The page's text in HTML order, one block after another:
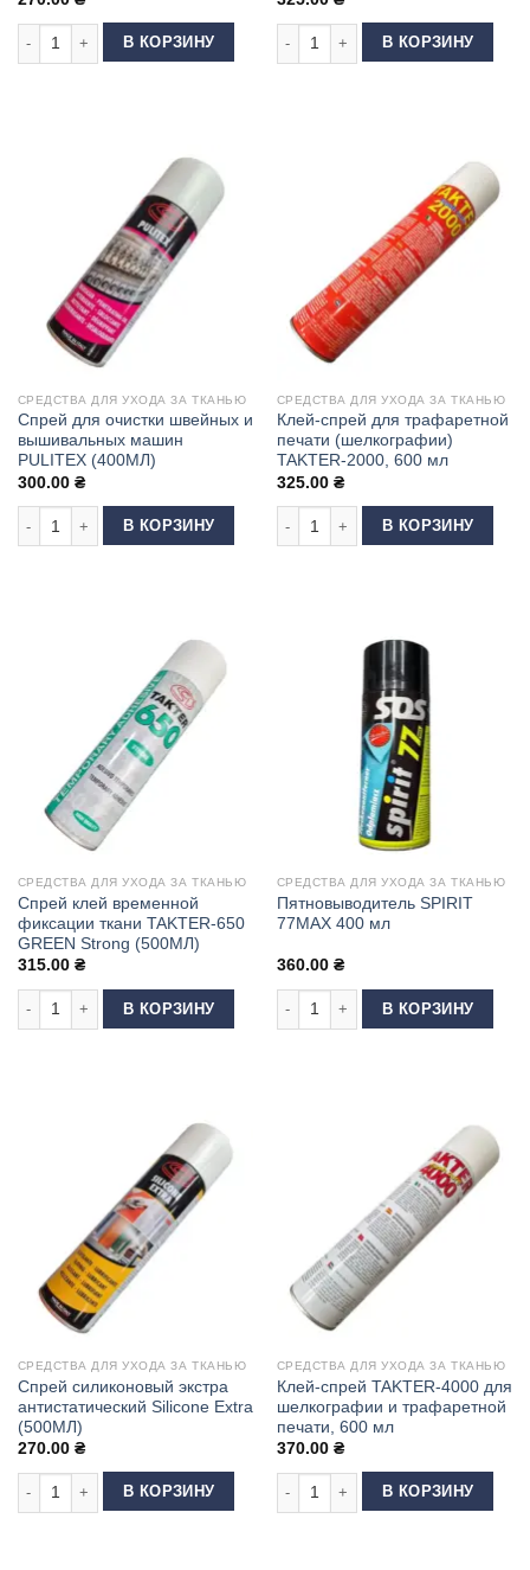
Количество товара Спрей для удаления клея, масла и этикеток с
В КОРЗИНУ
Количество товара Клей-спрей
В КОРЗИНУ
СРЕДСТВА ДЛЯ УХОДА ЗА ТКАНЬЮ
Спрей для очистки швейных и
вышивальных машин
PULITEX (400МЛ)
300.00 ₴
Количество товара Спрей для очистки швейных и вышивальных машин
В КОРЗИНУ
СРЕДСТВА ДЛЯ УХОДА ЗА ТКАНЬЮ
Клей-спрей для трафаретной
печати (шелкографии)
TAKTER-2000, 600 мл
325.00 ₴
Количество товара Клей-спрей
В КОРЗИНУ
СРЕДСТВА ДЛЯ УХОДА ЗА ТКАНЬЮ
Спрей клей временной
фиксации ткани TAKTER-650
GREEN Strong (500МЛ)
315.00 ₴
Количество товара Спрей клей временной фиксации ткани TAKTER-
В КОРЗИНУ
СРЕДСТВА ДЛЯ УХОДА ЗА ТКАНЬЮ
Пятновыводитель SPIRIT
77MAX 400 мл
360.00 ₴
Количество товара
В КОРЗИНУ
СРЕДСТВА ДЛЯ УХОДА ЗА ТКАНЬЮ
Спрей силиконовый экстра
антистатический Silicone Extra
(500МЛ)
270.00 ₴
Количество товара Спрей силиконовый экстра антистатический
В КОРЗИНУ
СРЕДСТВА ДЛЯ УХОДА ЗА ТКАНЬЮ
Клей-спрей TAKTER-4000 для
шелкографии и трафаретной
печати, 600 мл
370.00 ₴
Количество товара Клей-спрей
В КОРЗИНУ